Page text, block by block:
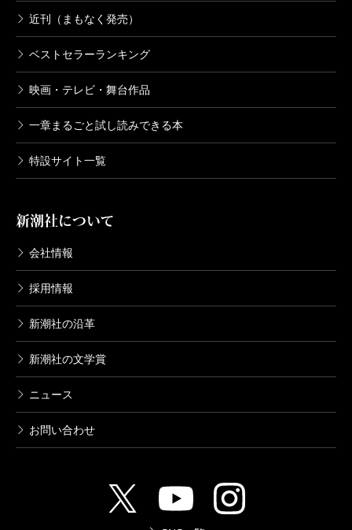
近刊（まもなく発売）
ベストセラーランキング
映画・テレビ・舞台作品
一章まるごと試し読みできる本
特設サイト一覧
新潮社について
会社情報
採用情報
新潮社の沿革
新潮社の文学賞
ニュース
お問い合わせ